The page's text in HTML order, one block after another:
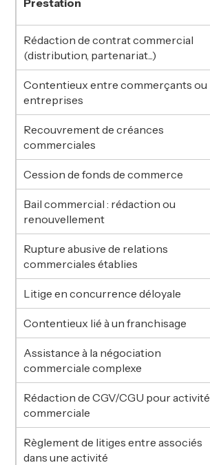
Prestation
Rédaction de contrat commercial
(distribution, partenariat...)
Contentieux entre commerçants ou
entreprises
Recouvrement de créances
commerciales
Cession de fonds de commerce
Bail commercial : rédaction ou
renouvellement
Rupture abusive de relations
commerciales établies
Litige en concurrence déloyale
Contentieux lié à un franchisage
Assistance à la négociation
commerciale complexe
Rédaction de CGV/CGU pour activité
commerciale
Règlement de litiges entre associés
dans une activité